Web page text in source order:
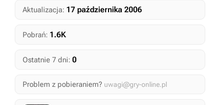
Aktualizacja: 17 października 2006
Pobrań: 1.6K
Ostatnie 7 dni: 0
Problem z pobieraniem? uwagi@gry-online.pl